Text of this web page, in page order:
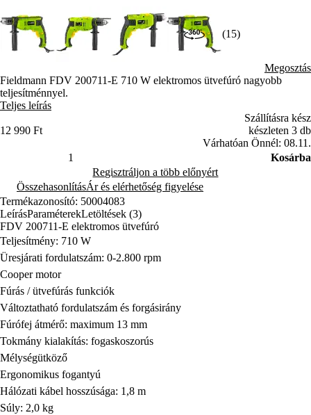
(15)
Megosztás
Fieldmann FDV 200711-E 710 W elektromos ütvefúró nagyobb
teljesítménnyel.
Teljes leírás
12 990 Ft
Szállításra kész
készleten 3 db
Várhatóan Önnél: 08.11.
Kosárba
Regisztráljon a több előnyért
ÖsszehasonlításÁr és elérhetőség figyelése
Termékazonosító: 50004083
LeírásParaméterekLetöltések (3)
FDV 200711-E elektromos ütvefúró
Teljesítmény: 710 W
Üresjárati fordulatszám: 0-2.800 rpm
Cooper motor
Fúrás / ütvefúrás funkciók
Változtatható fordulatszám és forgásirány
Fúrófej átmérő: maximum 13 mm
Tokmány kialakítás: fogaskoszorús
Mélységütköző
Ergonomikus fogantyú
Hálózati kábel hosszúsága: 1,8 m
Súly: 2,0 kg